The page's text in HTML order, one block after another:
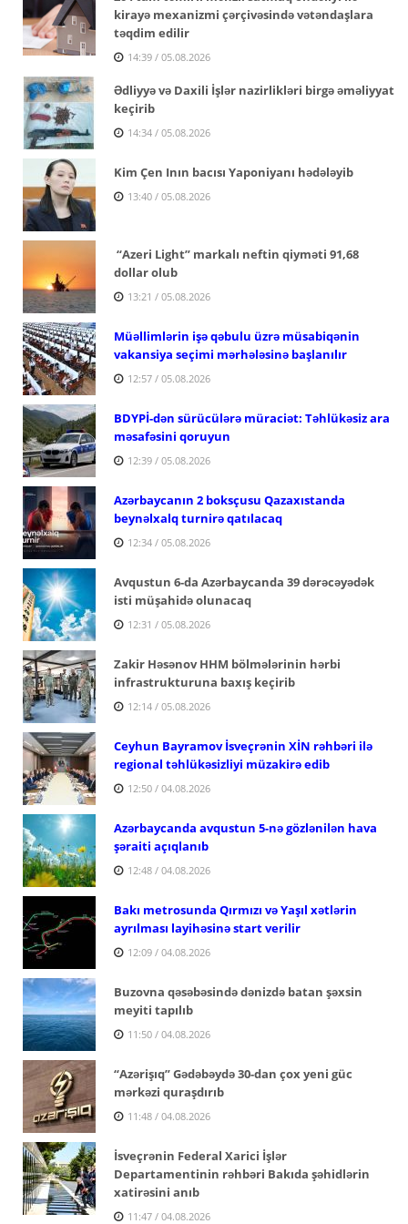
kirayə mexanizmi çərçivəsində vətəndaşlara
təqdim edilir
14:39 / 05.08.2026
Ədliyyə və Daxili İşlər nazirlikləri birgə əməliyyat
keçirib
14:34 / 05.08.2026
Kim Çen Inın bacısı Yaponiyanı hədələyib
13:40 / 05.08.2026
“Azeri Light” markalı neftin qiyməti 91,68
dollar olub
13:21 / 05.08.2026
Müəllimlərin işə qəbulu üzrə müsabiqənin
vakansiya seçimi mərhələsinə başlanılır
12:57 / 05.08.2026
BDYPİ-dən sürücülərə müraciət: Təhlükəsiz ara
məsafəsini qoruyun
12:39 / 05.08.2026
Azərbaycanın 2 boksçusu Qazaxıstanda
beynəlxalq turnirə qatılacaq
12:34 / 05.08.2026
Avqustun 6-da Azərbaycanda 39 dərəcəyədək
isti müşahidə olunacaq
12:31 / 05.08.2026
Zakir Həsənov HHM bölmələrinin hərbi
infrastrukturuna baxış keçirib
12:14 / 05.08.2026
Ceyhun Bayramov İsveçrənin XİN rəhbəri ilə
regional təhlükəsizliyi müzakirə edib
12:50 / 04.08.2026
Azərbaycanda avqustun 5-nə gözlənilən hava
şəraiti açıqlanıb
12:48 / 04.08.2026
Bakı metrosunda Qırmızı və Yaşıl xətlərin
ayrılması layihəsinə start verilir
12:09 / 04.08.2026
Buzovna qəsəbəsində dənizdə batan şəxsin
meyiti tapılıb
11:50 / 04.08.2026
“Azərişıq” Gədəbəydə 30-dan çox yeni güc
mərkəzi quraşdırıb
11:48 / 04.08.2026
İsveçrənin Federal Xarici İşlər
Departamentinin rəhbəri Bakıda şəhidlərin
xatirəsini anıb
11:47 / 04.08.2026